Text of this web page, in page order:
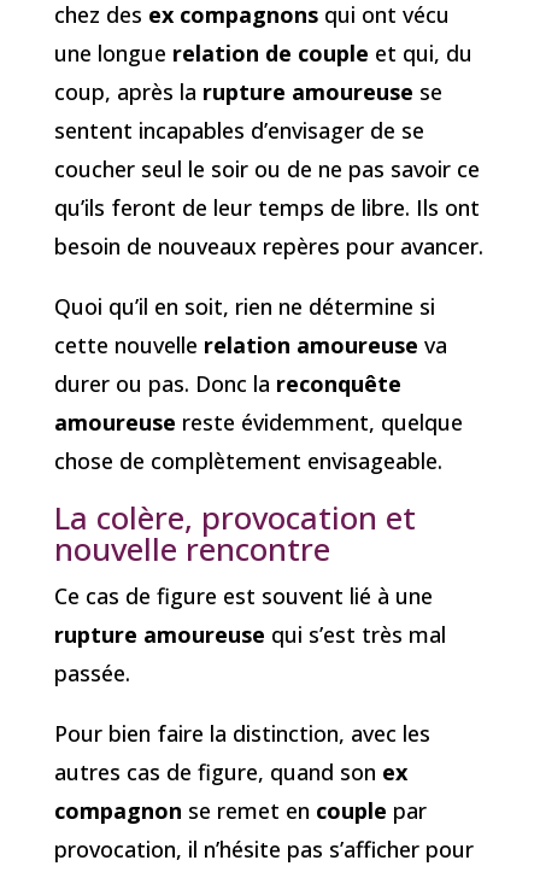
chez des ex compagnonsqui ont vécu
une longue relation de couple et qui, du
coup, après la rupture amoureuse se
sentent incapables d’envisager de se
coucher seul le soir ou de ne pas savoir ce
qu’ils feront de leur temps de libre. Ils ont
besoin de nouveaux repères pour avancer.
Quoi qu’il en soit, rien ne détermine si
cette nouvelle relation amoureuse va
durer ou pas. Donc la reconquête
amoureuse reste évidemment, quelque
chose de complètement envisageable.
La colère, provocation et
nouvelle rencontre
Ce cas de figure est souvent lié à une
rupture amoureuse qui s’est très mal
passée.
Pour bien faire la distinction, avec les
autres cas de figure, quand son ex
compagnon se remet en couple par
provocation, il n’hésite pas s’afficher pour